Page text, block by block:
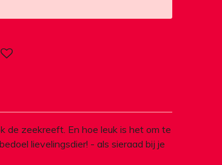
de zeekreeft. En hoe leuk is het om te
lievelingsdier! - als sieraad bij je